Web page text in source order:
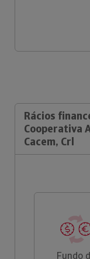
Rácios
Cooperativa
Cacem, Crl
Fundo